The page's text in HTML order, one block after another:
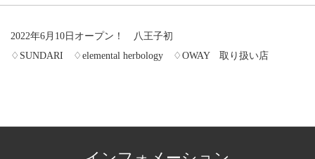
2022年6月10日オープン！ 八王子初
♢SUNDARI ♢elemental herbology ♢OWAY 取り扱い店